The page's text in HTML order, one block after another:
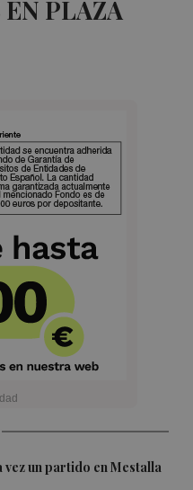
PLAZA
un partido en Mestalla